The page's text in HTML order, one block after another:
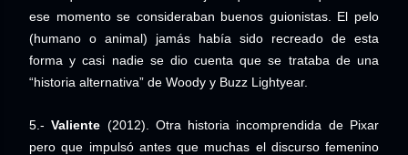
ese momento se consideraban buenos guionistas. El pelo
(humano o animal) jamás había sido recreado de esta
forma y casi nadie se dio cuenta que se trataba de una
“historia alternativa” de Woody y Buzz Lightyear.
5.-Valiente (2012). Otra historia incomprendida de Pixar
pero que impulsó antes que muchas el discurso femenino